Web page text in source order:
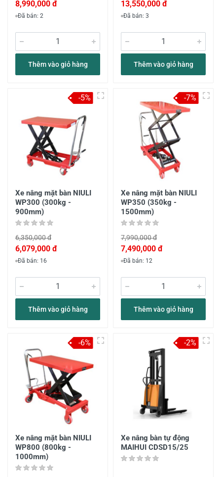
8,990,000 đ
Đã bán: 2
Thêm vào giỏ hàng
13,550,000 đ
Đã bán: 3
Thêm vào giỏ hàng
Xe nâng mặt bàn NIULI
WP300 (300kg -
900mm)
6,350,000 đ
6,079,000 đ
Đã bán: 16
Thêm vào giỏ hàng
-5%
Xe nâng mặt bàn NIULI
WP350 (350kg -
1500mm)
7,990,000 đ
7,490,000 đ
Đã bán: 12
Thêm vào giỏ hàng
-7%
Xe nâng mặt bàn NIULI
WP800 (800kg -
1000mm)
-6%
Xe nâng bàn tự động
MAIHUI CDSD15/25
-2%